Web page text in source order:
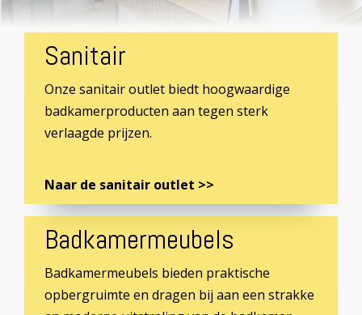
Sanitair
Onze sanitair outlet biedt hoogwaardige
badkamerproducten aan tegen sterk
verlaagde prijzen.
Naar de sanitair outlet >>
Badkamermeubels
Badkamermeubels bieden praktische
opbergruimte en dragen bij aan een strakke